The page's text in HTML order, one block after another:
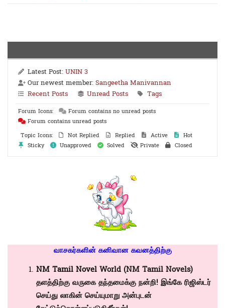
Latest Post:UNIN 3
Our newest member:Sangeetha Manivannan
Recent Posts
Unread Posts Tags
Forum Icons:
Forum contains no unread posts
Forum contains unread posts
Topic Icons:
Not Replied Replied Active
Hot
Sticky
Unapproved Solved Private Closed
வாசகர்களின் கனிவான கவனத்திற்கு
NM Tamil NovelWorld (NM Tamil Novels)
தளத்திற்கு வருகை தந்தமைக்கு நன்றி! இங்கே ரிஜிஸ்டர்
செய்து லாகின் செய்யுமாறு அன்புடன்